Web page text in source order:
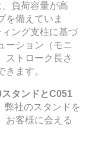
負荷容量が高
を備えていま
ング支柱に基づ
ーション（モニ
ストローク長さ
ます。
タンドとC051
社のスタンドを
お客様に会える